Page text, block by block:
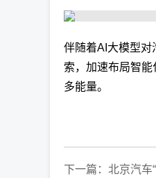
伴随着AI大模型对
索，加速布局智
多能量。
下一篇： 北京汽车